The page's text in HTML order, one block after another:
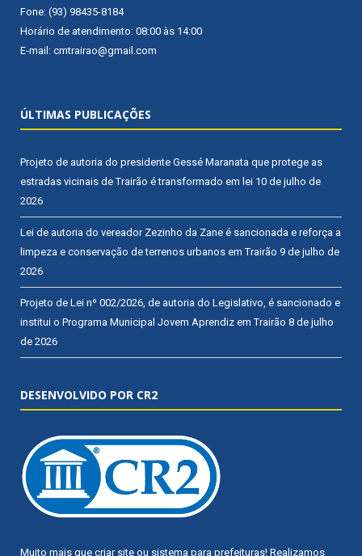
Fone: (93) 98435-8184
Horário de atendimento: 08:00 às 14:00
E-mail: cmtrairao@gmail.com
ÚLTIMAS PUBLICAÇÕES
Projeto de autoria do presidente Gessé Maranata que protege as
estradas vicinais de Trairão é transformado em lei 10 de julho de
2026
Lei de autoria do vereador Zezinho da Zane é sancionada e reforça a
limpeza e conservação de terrenos urbanos em Trairão 9 de julho de
2026
Projeto de Lei nº 002/2026, de autoria do Legislativo, é sancionado e
institui o Programa Municipal Jovem Aprendiz em Trairão 8 de julho
de 2026
DESENVOLVIDO POR CR2
Muito mais que criar site ou sistema para prefeituras! Realizamos